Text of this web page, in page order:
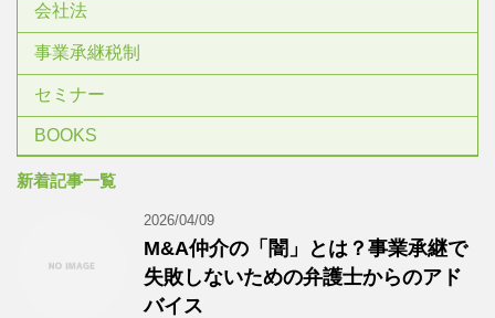
会社法
事業承継税制
セミナー
BOOKS
新着記事一覧
2026/04/09
M&A仲介の「闇」とは？事業承継で
失敗しないための弁護士からのアド
バイス